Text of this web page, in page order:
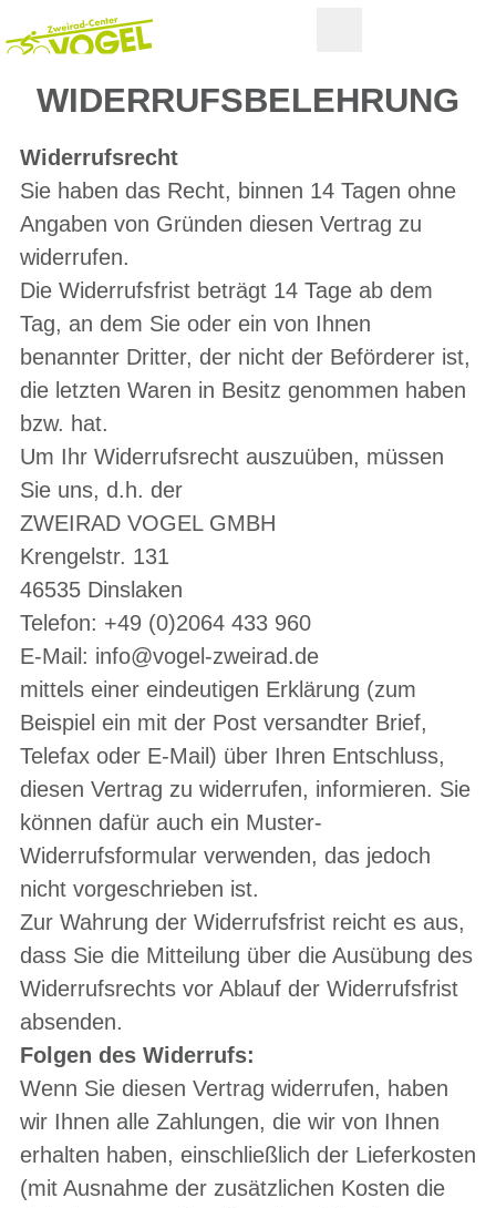
WIDERRUFSBELEHRUNG
Widerrufsrecht
Sie haben das Recht, binnen 14 Tagen ohne
Angaben von Gründen diesen Vertrag zu
widerrufen.
Die Widerrufsfrist beträgt 14 Tage ab dem
Tag, an dem Sie oder ein von Ihnen
benannter Dritter, der nicht der Beförderer ist,
die letzten Waren in Besitz genommen haben
bzw. hat.
Um Ihr Widerrufsrecht auszuüben, müssen
Sie uns, d.h. der
ZWEIRAD VOGEL GMBH
Krengelstr. 131
46535 Dinslaken
Telefon: +49 (0)2064 433 960
E-Mail: info@vogel-zweirad.de
mittels einer eindeutigen Erklärung (zum
Beispiel ein mit der Post versandter Brief,
Telefax oder E-Mail) über Ihren Entschluss,
diesen Vertrag zu widerrufen, informieren. Sie
können dafür auch ein Muster-
Widerrufsformular verwenden, das jedoch
nicht vorgeschrieben ist.
Zur Wahrung der Widerrufsfrist reicht es aus,
dass Sie die Mitteilung über die Ausübung des
Widerrufsrechts vor Ablauf der Widerrufsfrist
absenden.
Folgen des Widerrufs:
Wenn Sie diesen Vertrag widerrufen, haben
wir Ihnen alle Zahlungen, die wir von Ihnen
erhalten haben, einschließlich der Lieferkosten
(mit Ausnahme der zusätzlichen Kosten die